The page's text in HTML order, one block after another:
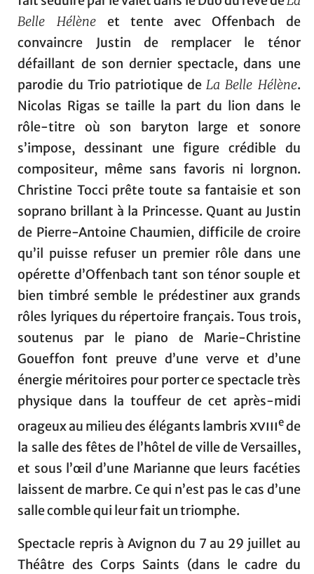
Belle Hélène et tente avec Offenbach de
convaincre Justin de remplacer le ténor
défaillant de son dernier spectacle, dans une
parodie du Trio patriotique deLa Belle Hélène.
Nicolas Rigas se taille la part du lion dans le
rôle-titre où son baryton large et sonore
s’impose, dessinant une figure crédible du
compositeur, même sans favoris ni lorgnon.
Christine Tocci prête toute sa fantaisie et son
soprano brillant à la Princesse. Quant au Justin
de Pierre-Antoine Chaumien, difficile de croire
qu’il puisse refuser un premier rôle dans une
opérette d’Offenbach tant son ténor souple et
bien timbré semble le prédestiner aux grands
rôles lyriques du répertoire français. Tous trois,
soutenus par le piano de Marie-Christine
Goueffon font preuve d’une verve et d’une
énergie méritoires pour porter ce spectacle très
physique dans la touffeur de cet après-midi
orageux au milieu des élégants lambrisxviiiede
la salle des fêtes de l’hôtel de ville de Versailles,
et sous l’œil d’une Marianne que leurs facéties
laissent de marbre. Ce qui n’est pas le cas d’une
salle comble qui leur fait un triomphe.
Spectacle repris à Avignon du 7 au 29 juillet au
Théâtre des Corps Saints (dans le cadre du